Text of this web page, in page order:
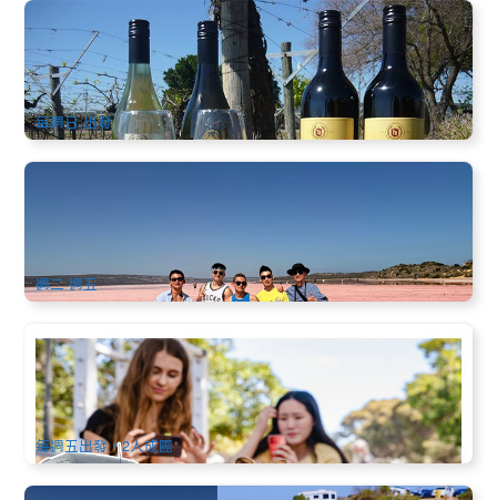
天鵝河谷一日遊 Swan Valley Day Tour (中文) 珀斯往返
2.2k 已預訂
AUD $162.00 $164.00
PER09010
每週日 出發
PER09062
週二 週五
西澳輕鬆4日遊｜尖峰石陣＋粉紅湖＋傑拉爾頓＋羅特尼斯島
邂逅小袋鼠(中文)
0 已預訂
AUD $799.00
PER09078
每週五出發，2人成團